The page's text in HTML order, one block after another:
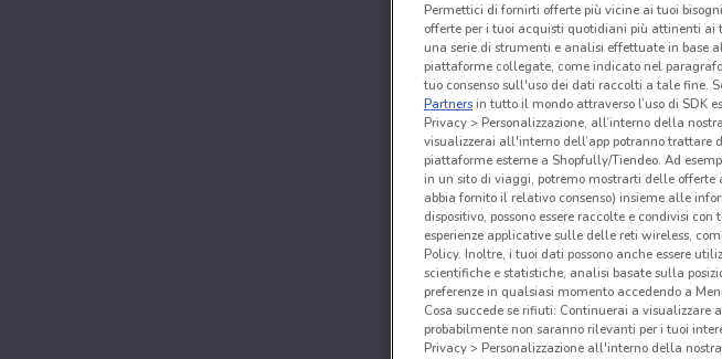
Permettici di fornirti offerte più vicine ai tuoi
offerte per i tuoi acquisti quotidiani più attinenti ai
una serie di strumenti e analisi effettuate in
piattaforme collegate, come indicato nel
tuo consenso sull'uso dei dati raccolti a tale fine.
Partnersin tutto il mondo attraverso l’uso di SDK
Privacy > Personalizzazione, all’interno della
visualizzerai all'interno dell’app potranno
piattaforme esterne a Shopfully/Tiendeo. Ad
in un sito di viaggi, potremo mostrarti delle
abbia fornito il relativo consenso) insieme alle
dispositivo, possono essere raccolte e condivisi
esperienze applicative sulle delle reti wireless,
Policy. Inoltre, i tuoi dati possono anche essere
scientifiche e statistiche, analisi basate sulla
preferenze in qualsiasi momento accedendo a
Cosa succede se rifiuti: Continuerai a
probabilmente non saranno rilevanti per i tuoi
Privacy > Personalizzazione all'interno della